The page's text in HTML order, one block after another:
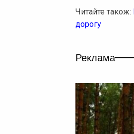
Читайте також:
дорогу
Реклама